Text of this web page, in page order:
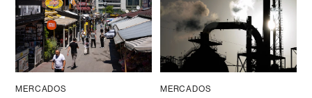
MERCADOS MERCADOS